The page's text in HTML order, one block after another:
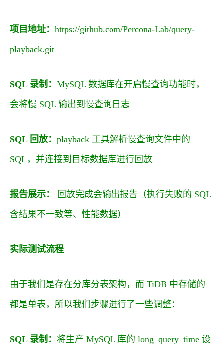
项目地址： https://github.com/Percona-Lab/query-
playback.git
SQL 录制： MySQL 数据库在开启慢查询功能时，
会将慢 SQL 输出到慢查询日志
SQL 回放： playback 工具解析慢查询文件中的
SQL，并连接到目标数据库进行回放
报告展示：
回放完成会输出报告（执行失败的 SQL
含结果不一致等、性能数据）
实际测试流程
由于我们是存在分库分表架构，而 TiDB 中存储的
都是单表，所以我们步骤进行了一些调整：
SQL 录制： 将生产 MySQL 库的 long_query_time 设